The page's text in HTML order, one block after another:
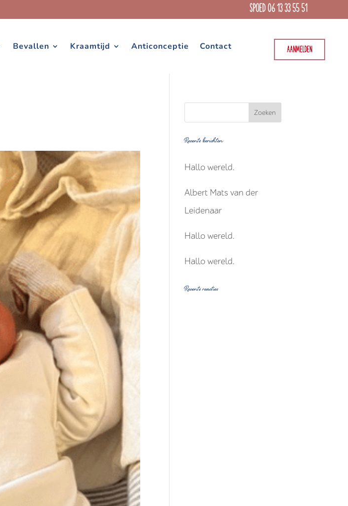
SPOED 06 13 33 55 51
Bevallen Kraamtijd Anticonceptie Contact AANMELDEN
Recente berichten
Hallo wereld.
Albert Mats van der
Leidenaar
Hallo wereld.
Hallo wereld.
Recente reacties